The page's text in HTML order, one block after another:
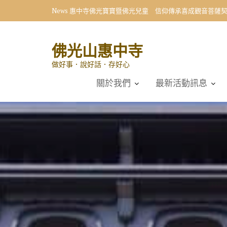
News 惠中寺佛光寶寶暨佛光兒童 信仰傳承喜成觀音菩薩
佛光山惠中寺
做好事．說好話．存好心
關於我們 最新活動訊息